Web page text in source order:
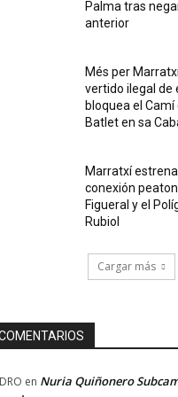
Palma tras
anterior
Més per
vertido ilegal de
bloquea el Camí
Batlet en sa
Marratxí
conexión
Figueral y el
Rubiol
Cargar más
en Nuria Quiñonero